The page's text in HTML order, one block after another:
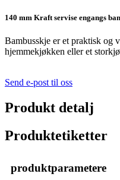
140 mm Kraft servise engangs
Bambusskje er et praktisk og
hjemmekjøkken eller et
Send e-post til oss
Produkt detalj
Produktetiketter
produktparametere